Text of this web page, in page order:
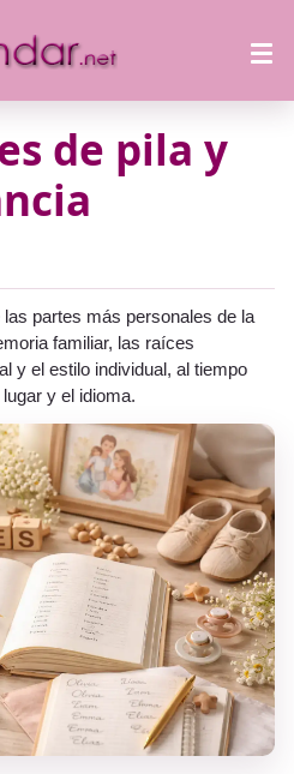
de pila y
partes más personales de la
familiar, las raíces
y el estilo individual, al tiempo
y el idioma.